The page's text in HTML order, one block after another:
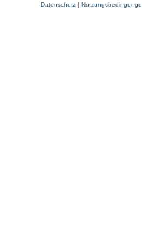
Datenschutz|